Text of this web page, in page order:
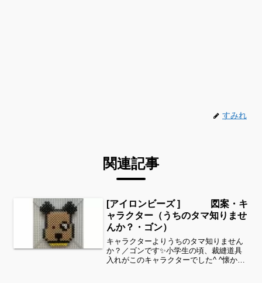
すみれ
関連記事
[アイロンビーズ ] 図案・キ
ャラクター（うちのタマ知りませ
んか？・ゴン）
キャラクターよりうちのタマ知りません
か？／ゴンです✨小学生の頃、裁縫道具
入れがこのキャラクターでした^ ^懐かし